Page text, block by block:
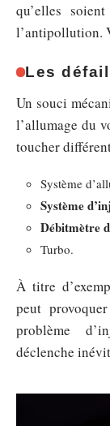
qu’elles
l’antipollution.
Les
Un souci
l’allumage du
toucher
Système
Système
Débitmètre
Turbo.
À titre
peut
problème
déclenche